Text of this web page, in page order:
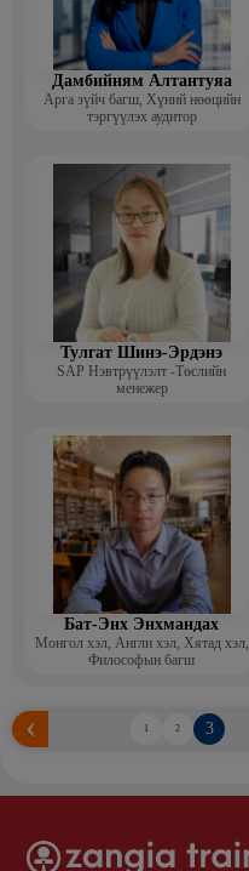
Дамбийням Алтантуяа
Арга зүйч багш, Хүний нөөцийн
тэргүүлэх аудитор
Тулгат Шинэ-Эрдэнэ
SAP Нэвтрүүлэлт -Төслийн
менежер
Бат-Энх Энхмандах
Монгол хэл, Англи хэл, Хятад хэл,
Философын багш
1 2 3